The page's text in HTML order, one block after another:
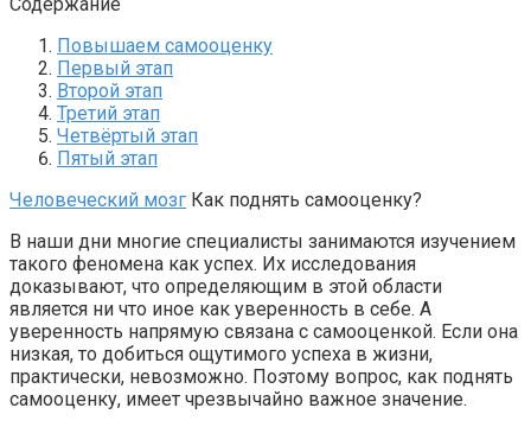
Повышаем самооценку
Первый этап
Второй этап
Третий этап
Четвёртый этап
Пятый этап
Человеческий мозг Как поднять самооценку?
В наши дни многие специалисты занимаются изучением
такого феномена как успех. Их исследования
доказывают, что определяющим в этой области
является ни что иное как уверенность в себе. А
уверенность напрямую связана с самооценкой. Если она
низкая, то добиться ощутимого успеха в жизни,
практически, невозможно. Поэтому вопрос, как поднять
самооценку, имеет чрезвычайно важное значение.